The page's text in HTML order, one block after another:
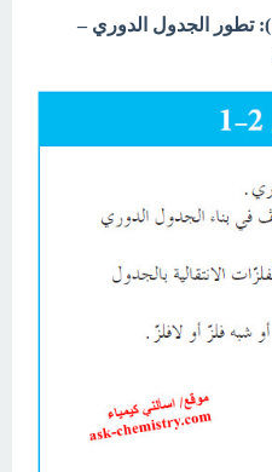
حل اسئلة مراجعة الدرس (2-1): تطور الجدول الدوري –